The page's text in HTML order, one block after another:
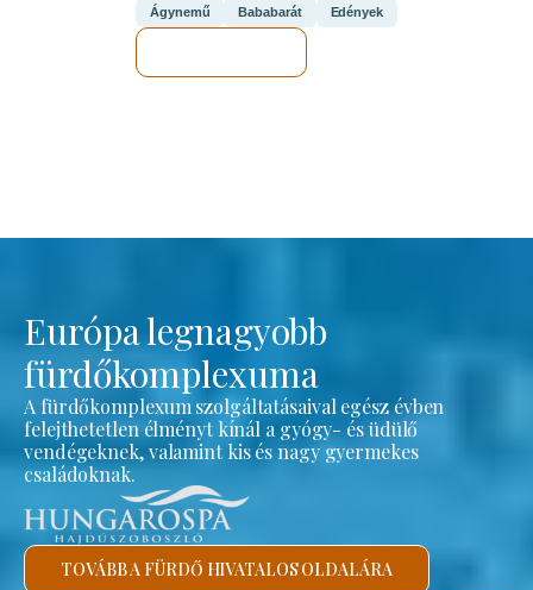
Ágynemű Bababarát Edények
Európa legnagyobb
fürdőkomplexuma
A fürdőkomplexum szolgáltatásaival egész évben
felejthetetlen élményt kínál a gyógy- és üdülő
vendégeknek, valamint kis és nagy gyermekes
családoknak.
TOVÁBB A FÜRDŐ HIVATALOS OLDALÁRA